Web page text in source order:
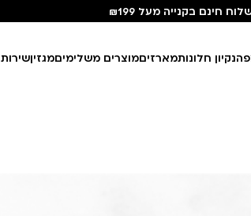
חינם בקנייה מעל ₪199
נקיון חלונותמארזיםמוצרים משלימיםמגזיןשירות